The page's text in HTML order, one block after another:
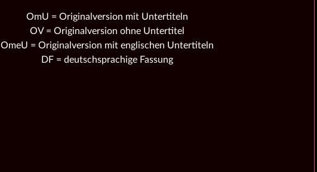
OmU = Originalversion mit Untertiteln
OV = Originalversion ohne Untertitel
OmeU = Originalversion mit englischen Untertiteln
DF = deutschsprachige Fassung